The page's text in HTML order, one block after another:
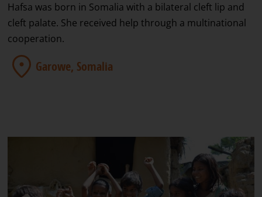
Hafsa was born in Somalia with a bilateral cleft lip and
cleft palate. She received help through a multinational
cooperation.
Garowe, Somalia